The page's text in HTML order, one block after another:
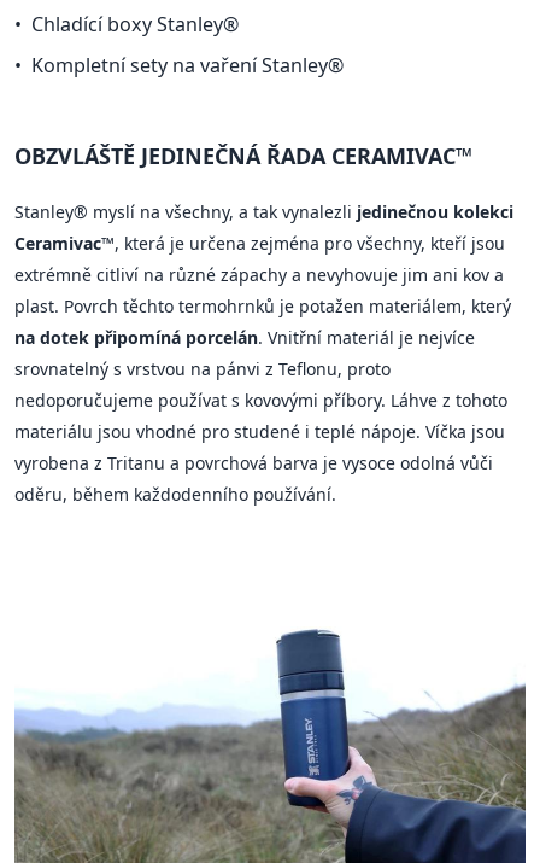
Chladící boxy Stanley®
Kompletní sety na vaření Stanley®
OBZVLÁŠTĚ JEDINEČNÁ ŘADA CERAMIVAC™
Stanley® myslí na všechny, a tak vynalezli jedinečnou kolekci
Ceramivac™, která je určena zejména pro všechny, kteří jsou
extrémně citliví na různé zápachy a nevyhovuje jim ani kov a
plast. Povrch těchto termohrnků je potažen materiálem, který
na dotek připomíná porcelán. Vnitřní materiál je nejvíce
srovnatelný s vrstvou na pánvi z Teflonu, proto
nedoporučujeme používat s kovovými příbory. Láhve z tohoto
materiálu jsou vhodné pro studené i teplé nápoje. Víčka jsou
vyrobena z Tritanu a povrchová barva je vysoce odolná vůči
oděru, během každodenního používání.